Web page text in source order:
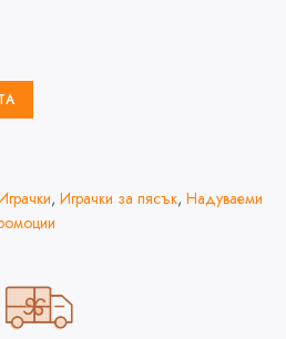
, Играчки за пясък, Надуваеми